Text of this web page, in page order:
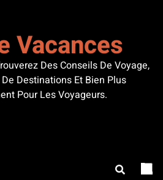
Vacances
Des Conseils De Voyage,
Destinations Et Bien Plus
Pour Les Voyageurs.